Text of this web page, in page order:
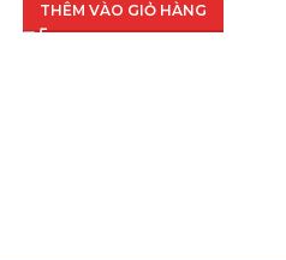
THÊM VÀO GIỎ HÀNG